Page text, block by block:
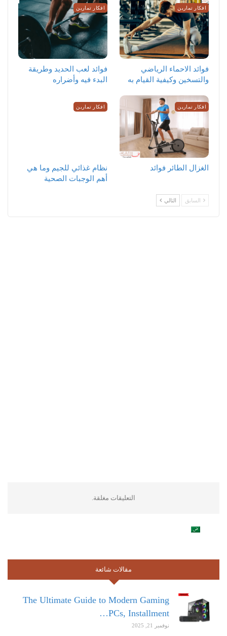
افكار تمارين
‏فوائد الاحماء الرياضي
والتسخين وكيفية القيام به
افكار تمارين
فوائد لعب الحديد وطريقة
البدء فيه وأضراره
افكار تمارين
الغزال الطائر فوائد
افكار تمارين
نظام غذائي للجيم وما هي
أهم الوجبات الصحية
السابق التالي
التعليقات مغلقة.
مقالات شائعة
The Ultimate Guide to Modern Gaming
PCs, Installment…
نوفمبر 21, 2025